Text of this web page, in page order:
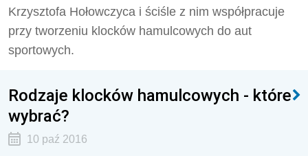
Krzysztofa Hołowczyca i ściśle z nim współpracuje
przy tworzeniu klocków hamulcowych do aut
sportowych.
Rodzaje klocków hamulcowych - które
wybrać?
10 paź 2016